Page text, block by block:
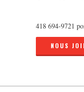
418 694-9721
NOUS